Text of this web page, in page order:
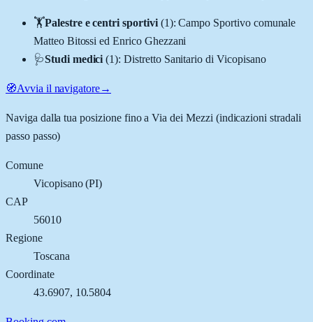
🏋️Palestre e centri sportivi (1):Campo Sportivo comunale
Matteo Bitossi ed Enrico Ghezzani
🩺Studi medici (1):Distretto Sanitario di Vicopisano
🧭Avvia il navigatore→
Naviga dalla tua posizione fino aVia dei Mezzi (indicazioni stradali
passo passo)
Comune
Vicopisano(PI)
CAP
56010
Regione
Toscana
Coordinate
43.6907, 10.5804